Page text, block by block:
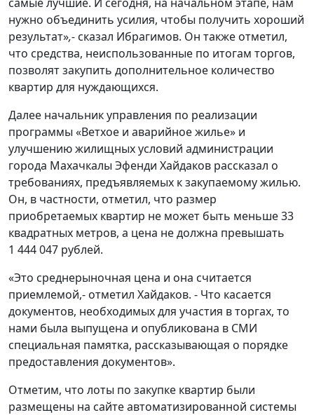
нужно объединить усилия, чтобы получить хороший
результат»,- сказал Ибрагимов. Он также отметил,
что средства, неиспользованные по итогам торгов,
позволят закупить дополнительное количество
квартир для нуждающихся.
Далее начальник управления по реализации
программы «Ветхое и аварийное жилье» и
улучшению жилищных условий администрации
города Махачкалы Эфенди Хайдаков рассказал о
требованиях, предъявляемых к закупаемому жилью.
Он, в частности, отметил, что размер
приобретаемых квартир не может быть меньше 33
квадратных метров, а цена не должна превышать
1 444 047 рублей.
«Это среднерыночная цена и она считается
приемлемой,- отметил Хайдаков. - Что касается
документов, необходимых для участия в торгах, то
нами была выпущена и опубликована в СМИ
специальная памятка, рассказывающая о порядке
предоставления документов».
Отметим, что лоты по закупке квартир были
размещены на сайте автоматизированной системы